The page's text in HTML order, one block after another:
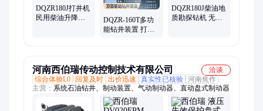
DQZR180J打井机
民用柴油升降钻
DQZR-160T多功
能钻井装置 打桩
DQZR180J柴油地
质勘探钻机 无外
河南西伯瑞传动控制技术有限公司
洽谈
综合体验L0
回复及时 出价迅速 真实性已核验 河南焦作
主营： 系统石油钻井、制动装置、气动制动器、直动盘式制动器